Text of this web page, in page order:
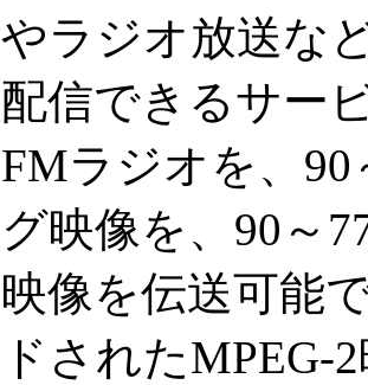
やラジオ放送な
配信できるサー
FMラジオを、
グ映像を、90～
映像を伝送可能
ドされたMPEG-